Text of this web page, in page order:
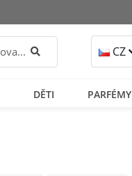
Hledat CZ
DĚTI PARFÉMY